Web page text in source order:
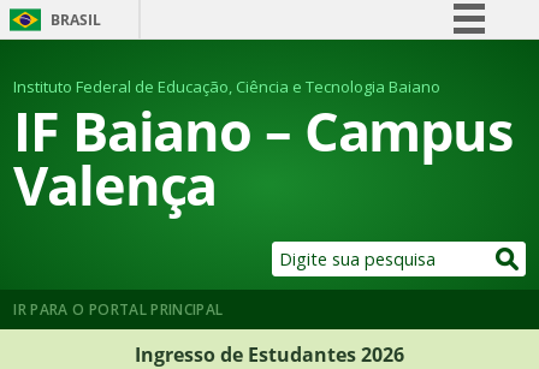
BRASIL
Comunica BR
Participe
Instituto Federal de Educação, Ciência e Tecnologia Baiano
IF Baiano – Campus
Valença
IR PARA O PORTAL PRINCIPAL
Ingresso de Estudantes 2026